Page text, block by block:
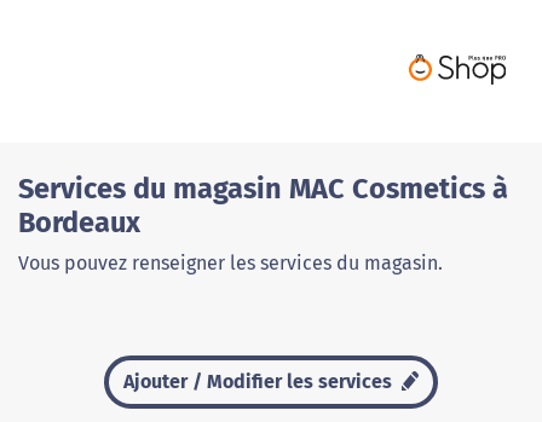
Services du magasin MAC Cosmetics à
Bordeaux
Vous pouvez renseigner les services du magasin.
Ajouter / Modifier les services